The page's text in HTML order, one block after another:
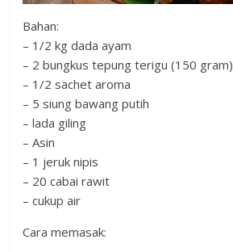
Bahan:
– 1/2 kg dada ayam
– 2 bungkus tepung terigu (150 gram)
– 1/2 sachet aroma
– 5 siung bawang putih
– lada giling
– Asin
– 1 jeruk nipis
– 20 cabai rawit
– cukup air
Cara memasak: